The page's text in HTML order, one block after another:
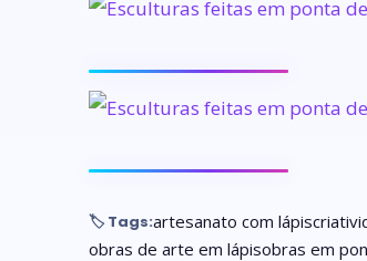
🏷️ Tags:artesanato com lápis
obras de arte em lápisobras em